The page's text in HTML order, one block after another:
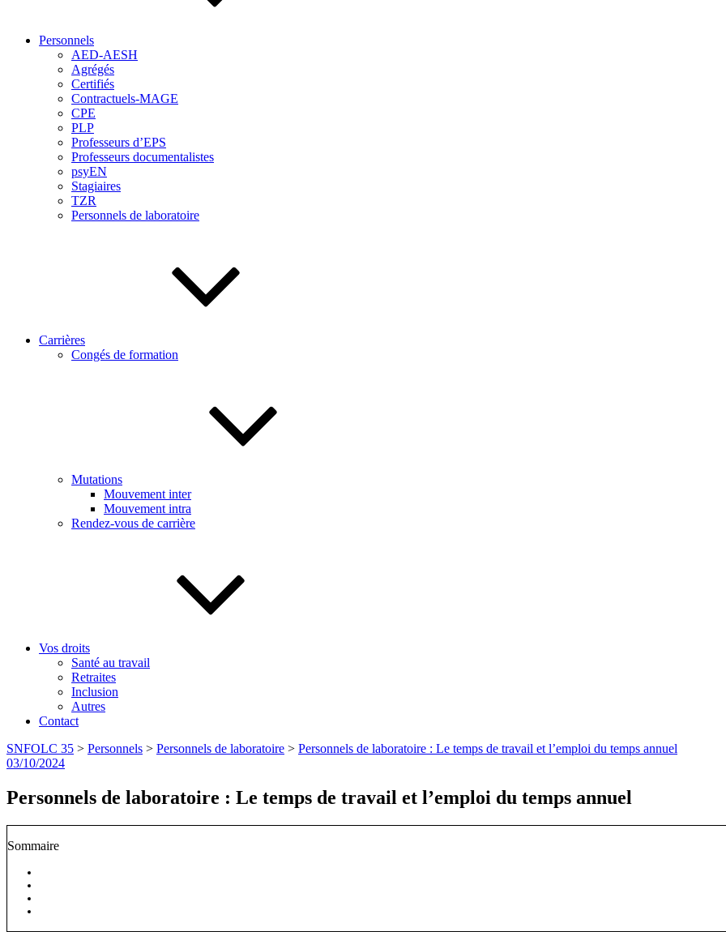
Personnels
AED-AESH
Agrégés
Certifiés
Contractuels-MAGE
CPE
PLP
Professeurs d’EPS
Professeurs documentalistes
psyEN
Stagiaires
TZR
Personnels de laboratoire
Carrières
Congés de formation
Mutations
Mouvement inter
Mouvement intra
Rendez-vous de carrière
Vos droits
Santé au travail
Retraites
Inclusion
Autres
Contact
SNFOLC 35 > Personnels > Personnels de laboratoire > Personnels de laboratoire : Le temps de travail et l’emploi du temps annuel
Publié
03/10/2024
Personnels de laboratoire : Le temps de travail et l’emploi du temps annuel
Sommaire